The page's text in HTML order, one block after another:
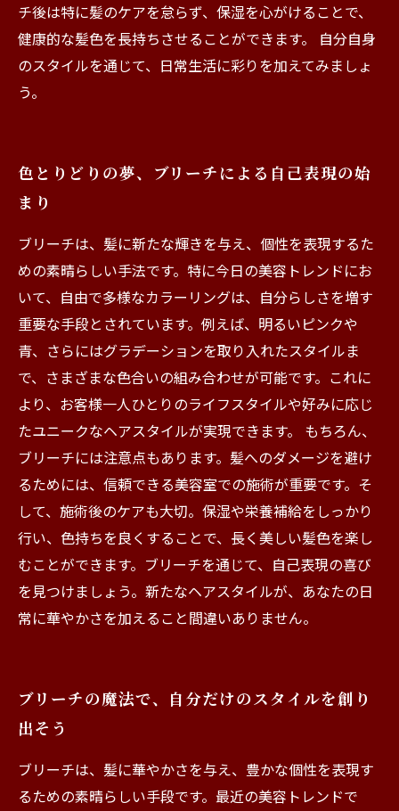
チ後は特に髪のケアを怠らず、保湿を心がけることで、
健康的な髪色を長持ちさせることができます。 自分自身
のスタイルを通じて、日常生活に彩りを加えてみましょ
う。
色とりどりの夢、ブリーチによる自己表現の始
まり
ブリーチは、髪に新たな輝きを与え、個性を表現するた
めの素晴らしい手法です。特に今日の美容トレンドにお
いて、自由で多様なカラーリングは、自分らしさを増す
重要な手段とされています。例えば、明るいピンクや
青、さらにはグラデーションを取り入れたスタイルま
で、さまざまな色合いの組み合わせが可能です。これに
より、お客様一人ひとりのライフスタイルや好みに応じ
たユニークなヘアスタイルが実現できます。 もちろん、
ブリーチには注意点もあります。髪へのダメージを避け
るためには、信頼できる美容室での施術が重要です。そ
して、施術後のケアも大切。保湿や栄養補給をしっかり
行い、色持ちを良くすることで、長く美しい髪色を楽し
むことができます。ブリーチを通じて、自己表現の喜び
を見つけましょう。新たなヘアスタイルが、あなたの日
常に華やかさを加えること間違いありません。
ブリーチの魔法で、自分だけのスタイルを創り
出そう
ブリーチは、髪に華やかさを与え、豊かな個性を表現す
るための素晴らしい手段です。最近の美容トレンドで